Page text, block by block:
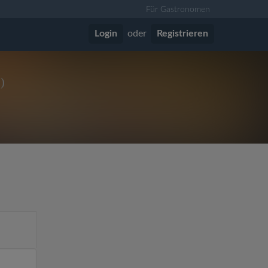
Für Gastronomen
Login oder Registrieren